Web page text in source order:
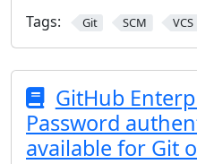
Tags:
Git SCM VCS
GitHub
Password
available for Git